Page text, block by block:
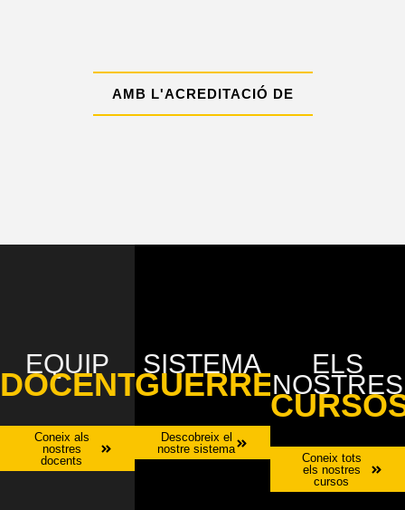
AMB L'ACREDITACIÓ DE
EQUIP
DOCENT
Coneix als
nostres
docents
SISTEMA
GUERRERO
Descobreix el
nostre sistema
ELS
NOSTRES
Coneix tots
els nostres
cursos